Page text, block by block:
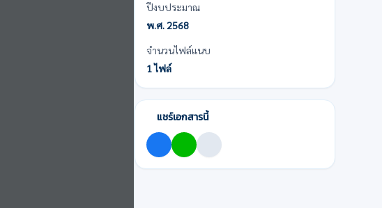
ปีงบประมาณ
พ.ศ. 2568
จำนวนไฟล์แนบ
1 ไฟล์
แชร์เอกสารนี้